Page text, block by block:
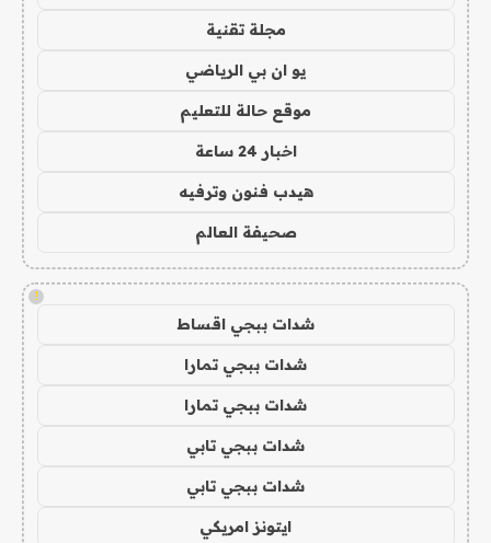
مجلة تقنية
يو ان بي الرياضي
موقع حالة للتعليم
اخبار 24 ساعة
هيدب فنون وترفيه
صحيفة العالم
!
شدات ببجي اقساط
شدات ببجي تمارا
شدات ببجي تمارا
شدات ببجي تابي
شدات ببجي تابي
ايتونز امريكي